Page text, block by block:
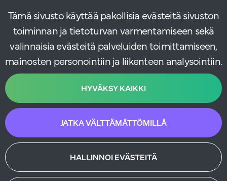
Tämä sivusto käyttää pakollisia evästeitä sivuston
toiminnan ja tietoturvan varmentamiseen sekä
valinnaisia evästeitä palveluiden toimittamiseen,
mainosten personointiin ja liikenteen analysointiin.
HYVÄKSY KAIKKI
JATKA VÄLTTÄMÄTTÖMILLÄ
HALLINNOI EVÄSTEITÄ